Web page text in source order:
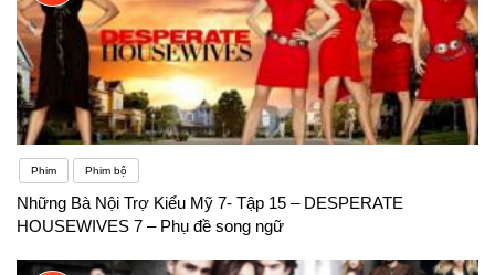
Phim Phim bộ
Những Bà Nội Trợ Kiểu Mỹ 7- Tập 15 – DESPERATE
HOUSEWIVES 7 – Phụ đề song ngữ